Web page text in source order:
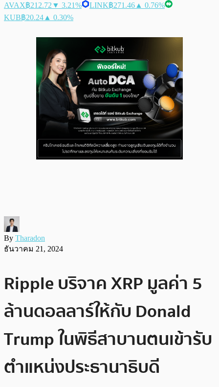
AVAX฿212.72 ▼ 3.21% LINK฿271.46 ▲ 0.76%
KUB฿20.24 ▲ 0.30%
By Tharadon
ธันวาคม 21, 2024
Ripple บริจาค XRP มูลค่า 5
ล้านดอลลาร์ให้กับ Donald
Trump ในพิธีสาบานตนเข้ารับ
ตำแหน่งประธานาธิบดี